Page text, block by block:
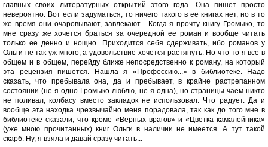
главных своих литературных открытий этого года. Она пишет просто
невероятно. Вот если задуматься, то ничего такого в ее книгах нет, но в то
же время они очаровывают, завлекают... Когда я прочту книгу Громыко, то
мне сразу же хочется браться за очередной ее роман и вообще читать
только ее денно и нощно. Приходится себя сдерживать, ибо романов у
Ольги не так уж много, а удовольствие хочется растянуть. Но что-то я все в
общем и в общем, перейду ближе непосредственно к роману, на который
эта рецензия пишется. Нашла я «Профессию...» в библиотеке. Надо
сказать, что пребывала она, да и пребывает, в крайне растрепанном
состоянии (не я одно Громыко люблю, не я одна), но страницы чаем никто
не поливал, колбасу вместо закладок не использовал. Что радует. Да и
вообще эта находка чрезвычайно меня порадовала, так как до того мне в
библиотеке сказали, что кроме «Верных врагов» и «Цветка камалейника»
(уже мною прочитанных) книг Ольги в наличии не имеется. А тут такой
скарб. Ну, я взяла и давай сразу читать...